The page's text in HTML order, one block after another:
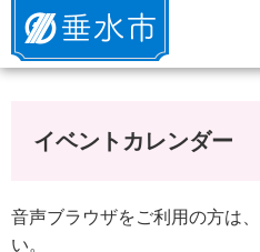
垂水市
イベントカレンダー
音声ブラウザをご利用の方は、
い。